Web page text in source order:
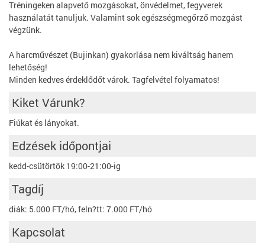
Tréningeken alapvető mozgásokat, önvédelmet, fegyverek
használatát tanuljuk. Valamint sok egészségmegőrző mozgást
végzünk.
A harcművészet (Bujinkan) gyakorlása nem kiváltság hanem
lehetőség!
Minden kedves érdeklődőt várok. Tagfelvétel folyamatos!
Kiket Várunk?
Fiúkat és lányokat.
Edzések időpontjai
kedd-csütörtök 19:00-21:00-ig
Tagdíj
diák: 5.000 FT/hó, feln?tt: 7.000 FT/hó
Kapcsolat